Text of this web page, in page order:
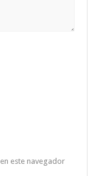
este navegador